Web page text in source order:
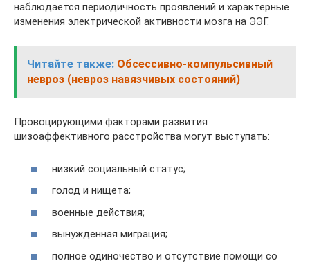
наблюдается периодичность проявлений и характерные
изменения электрической активности мозга на ЭЭГ.
Читайте также: Обсессивно-компульсивный
невроз (невроз навязчивых состояний)
Провоцирующими факторами развития
шизоаффективного расстройства могут выступать:
низкий социальный статус;
голод и нищета;
военные действия;
вынужденная миграция;
полное одиночество и отсутствие помощи со